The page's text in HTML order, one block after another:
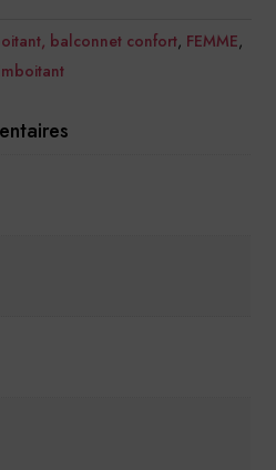
balconnet confort, FEMME,